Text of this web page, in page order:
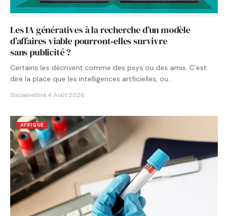
Les IA génératives à la recherche d’un modèle
d’affaires viable pourront‑elles survivre
sans publicité ?
Certains les décrivent comme des psys ou des amis. C’est
dire la place que les intelligences artficielles, ou…
Socialnetlink·4 Août 2026
AFRIQUE